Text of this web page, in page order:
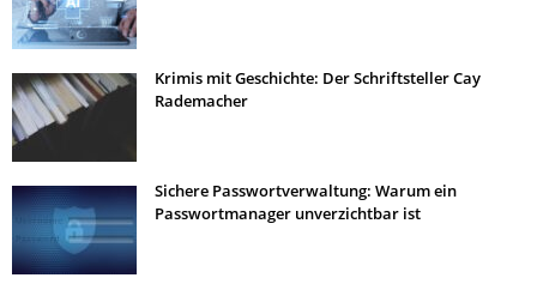
Krimis mit Geschichte: Der Schriftsteller Cay
Rademacher
Sichere Passwortverwaltung: Warum ein
Passwortmanager unverzichtbar ist